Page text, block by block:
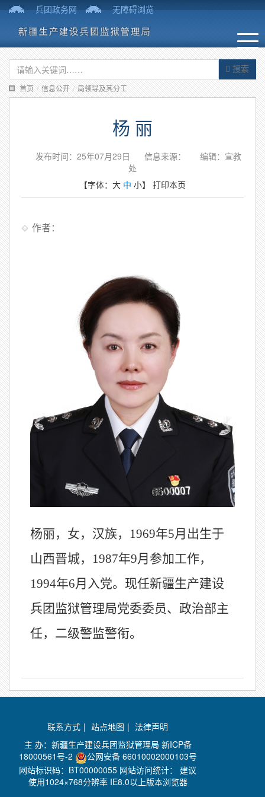
兵团政务网 无障碍浏览
搜索
首页 / 信息公开 / 局领导及其分工
杨 丽
发布时间：25年07月29日 信息来源：
编辑：宣教
处
【字体： 大 中 小】 打印本页
作者：
杨丽，女，汉族， 1969年5月出生于
山西晋城， 1987年9月 参加工作，
1994年6月入党。现任新疆生产建设
兵团监狱管理局党委委员、政治部主
任，二级警监警衔。
联系方式 | 站点地图 | 法律声明
主 办：新疆生产建设兵团监狱管理局 新ICP备
18000561号-2
公网安备 66010002000103号
网站标识码：BT00000055 网站访问统计：建议
使用1024×768分辨率 IE8.0以上版本浏览器